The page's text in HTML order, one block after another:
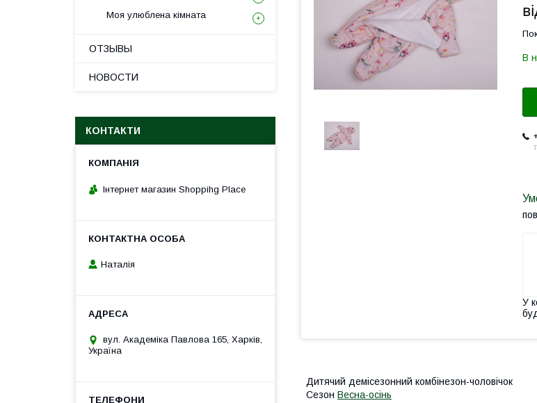
В
У
Дитячий демісезонний комбінезон-чоловічок
Сезон Весна-осінь
Моя улюблена кімната
ОТЗЫВЫ
НОВОСТИ
КОНТАКТИ
Інтернет магазин Shoppihg Place
Наталія
вул. Академіка Павлова 165, Харків,
Україна